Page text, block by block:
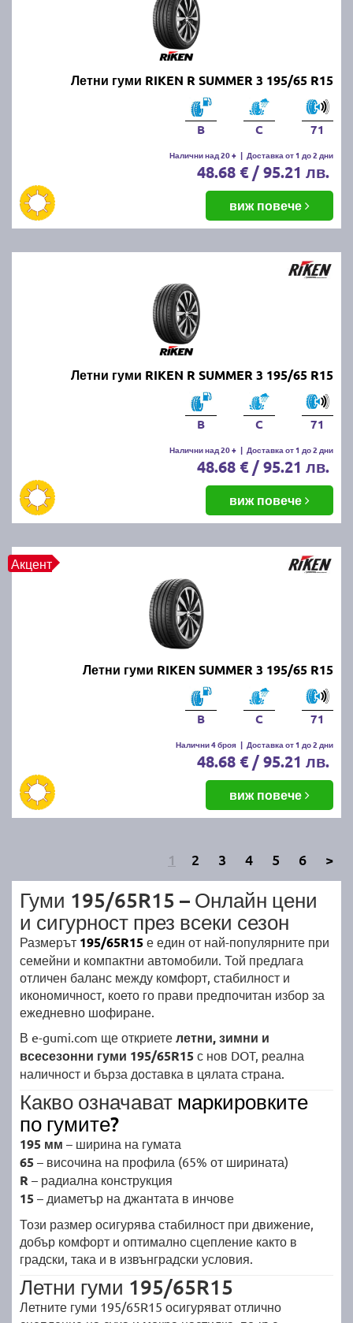
Летни гуми RIKEN R SUMMER 3 195/65 R15
B C 71
Налични над 20 + | Доставка от 1 до 2 дни
48.68 € / 95.21 лв.
виж повече
Летни гуми RIKEN R SUMMER 3 195/65 R15
B C 71
Налични над 20 + | Доставка от 1 до 2 дни
48.68 € / 95.21 лв.
виж повече
Акцент
Летни гуми RIKEN SUMMER 3 195/65 R15
B C 71
Налични 4 броя | Доставка от 1 до 2 дни
48.68 € / 95.21 лв.
виж повече
1 2 3 4 5 6 >
Гуми 195/65R15 – Онлайн цени
и сигурност през всеки сезон
Размерът 195/65R15 е един от най-популярните при
семейни и компактни автомобили. Той предлага
отличен баланс между комфорт, стабилност и
икономичност, което го прави предпочитан избор за
ежедневно шофиране.
В e-gumi.com ще откриете летни, зимни и
всесезонни гуми 195/65R15 с нов DOT, реална
наличност и бърза доставка в цялата страна.
Какво означават маркировките
по гумите?
195 мм – ширина на гумата
65 – височина на профила (65% от ширината)
R – радиална конструкция
15 – диаметър на джантата в инчове
Този размер осигурява стабилност при движение,
добър комфорт и оптимално сцепление както в
градски, така и в извънградски условия.
Летни гуми 195/65R15
Летните гуми 195/65R15 осигуряват отлично